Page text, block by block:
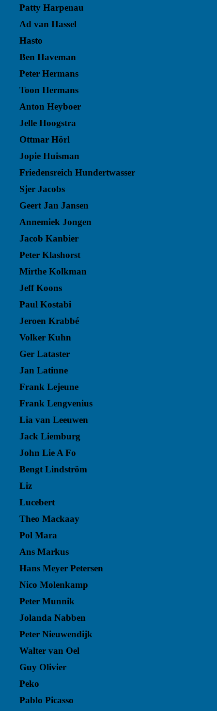
Patty Harpenau
Ad van Hassel
Hasto
Ben Haveman
Peter Hermans
Toon Hermans
Anton Heyboer
Jelle Hoogstra
Ottmar Hörl
Jopie Huisman
Friedensreich Hundertwasser
Sjer Jacobs
Geert Jan Jansen
Annemiek Jongen
Jacob Kanbier
Peter Klashorst
Mirthe Kolkman
Jeff Koons
Paul Kostabi
Jeroen Krabbé
Volker Kuhn
Ger Lataster
Jan Latinne
Frank Lejeune
Frank Lengvenius
Lia van Leeuwen
Jack Liemburg
John Lie A Fo
Bengt Lindström
Liz
Lucebert
Theo Mackaay
Pol Mara
Ans Markus
Hans Meyer Petersen
Nico Molenkamp
Peter Munnik
Jolanda Nabben
Peter Nieuwendijk
Walter van Oel
Guy Olivier
Peko
Pablo Picasso